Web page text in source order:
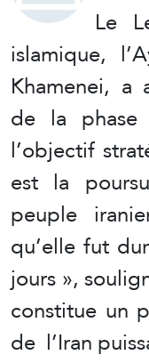
Le
islamique,
Khamenei,
de la phase
l’objectif
est la
peuple
qu’elle fut
jours »,
constitue un
de l’Iran